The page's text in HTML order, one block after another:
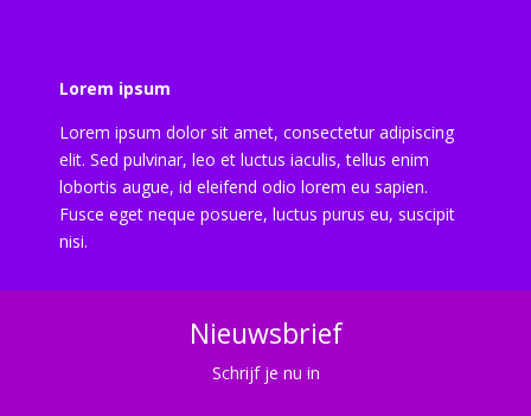
Lorem ipsum
Lorem ipsum dolor sit amet, consectetur adipiscing
elit. Sed pulvinar, leo et luctus iaculis, tellus enim
lobortis augue, id eleifend odio lorem eu sapien.
Fusce eget neque posuere, luctus purus eu, suscipit
nisi.
Nieuwsbrief
Schrijf je nu in